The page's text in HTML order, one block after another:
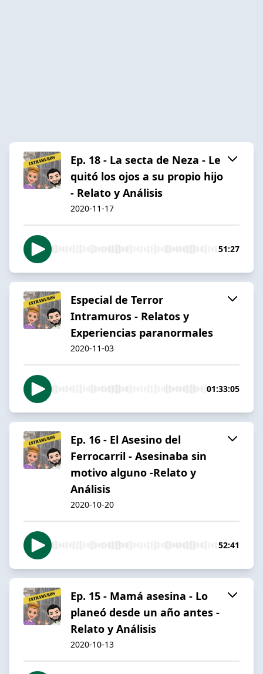
Ep. 18 - La secta de Neza - Le
quitó los ojos a su propio hijo
- Relato y Análisis
2020-11-17
51:27
Especial de Terror
Intramuros - Relatos y
Experiencias paranormales
2020-11-03
01:33:05
Ep. 16 - El Asesino del
Ferrocarril - Asesinaba sin
motivo alguno -Relato y
Análisis
2020-10-20
52:41
Ep. 15 - Mamá asesina - Lo
planeó desde un año antes -
Relato y Análisis
2020-10-13